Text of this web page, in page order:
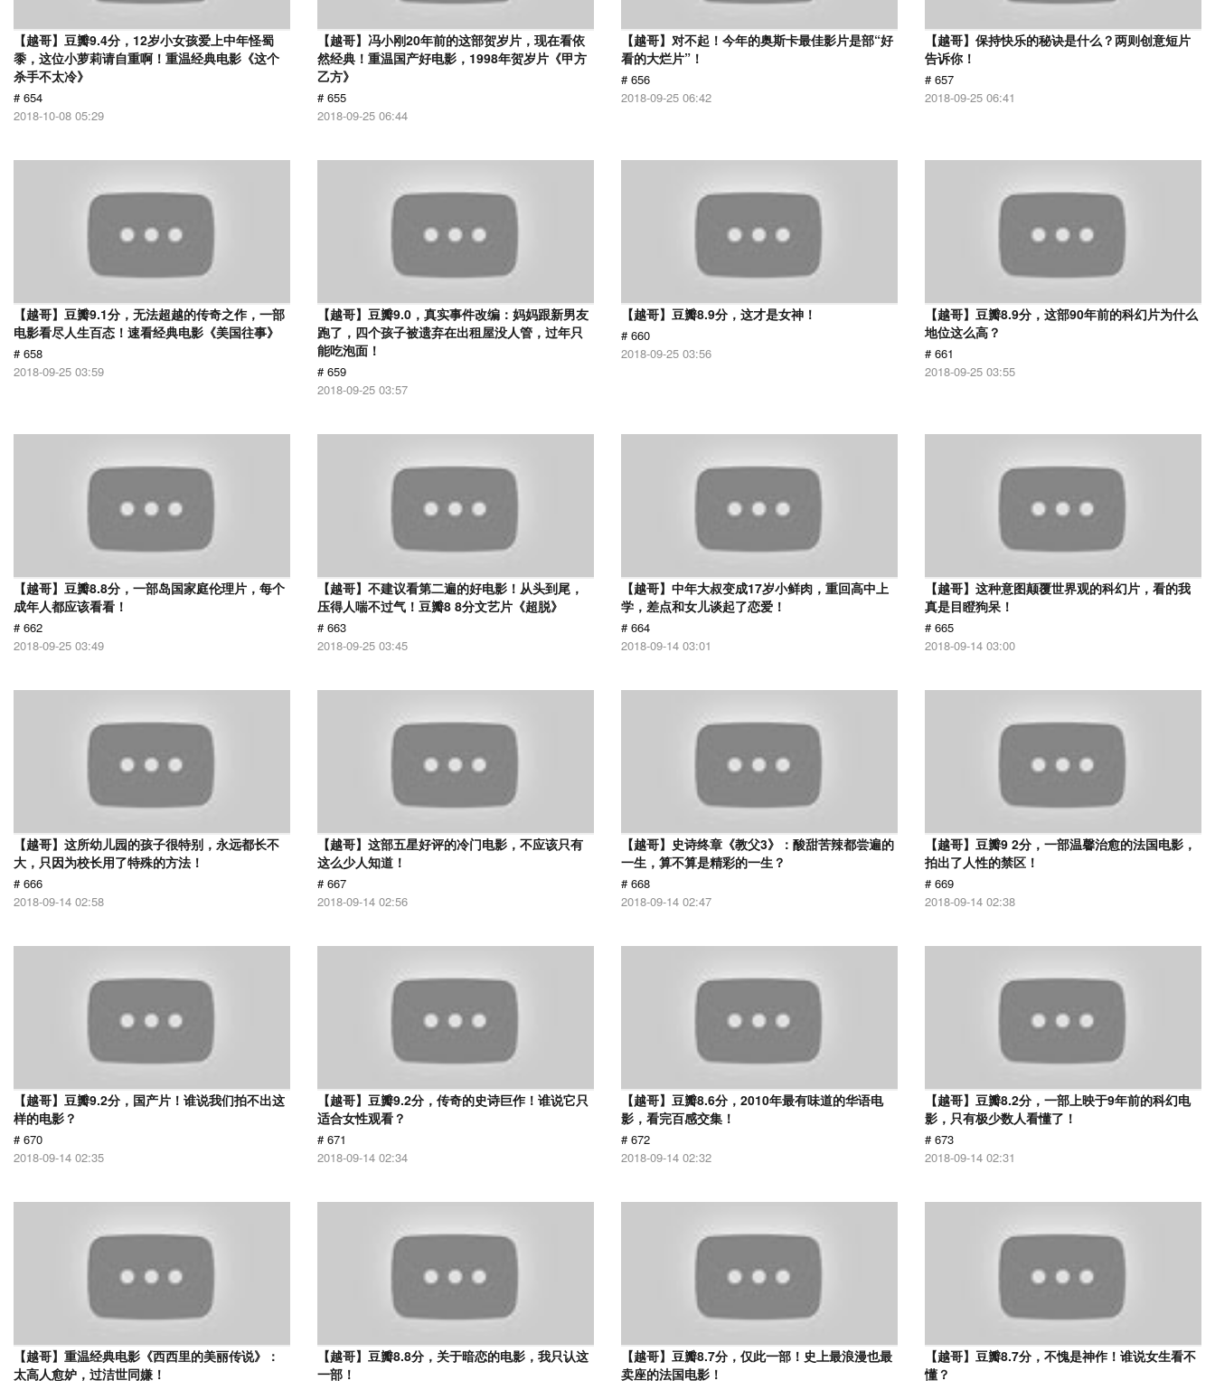
【越哥】豆瓣9.4分，12岁小女孩爱上中年怪蜀
黍，这位小萝莉请自重啊！重温经典电影《这个
杀手不太冷》
# 654
2018-10-08 05:29
【越哥】冯小刚20年前的这部贺岁片，现在看依
然经典！重温国产好电影，1998年贺岁片《甲方
乙方》
# 655
2018-09-25 06:44
【越哥】对不起！今年的奥斯卡最佳影片是部“好
看的大烂片”！
# 656
2018-09-25 06:42
【越哥】保持快乐的秘诀是什么？两则创意短片
告诉你！
# 657
2018-09-25 06:41
【越哥】豆瓣9.1分，无法超越的传奇之作，一部
电影看尽人生百态！速看经典电影《美国往事》
# 658
2018-09-25 03:59
【越哥】豆瓣9.0，真实事件改编：妈妈跟新男友
跑了，四个孩子被遗弃在出租屋没人管，过年只
能吃泡面！
# 659
2018-09-25 03:57
【越哥】豆瓣8.9分，这才是女神！
# 660
2018-09-25 03:56
【越哥】豆瓣8.9分，这部90年前的科幻片为什么
地位这么高？
# 661
2018-09-25 03:55
【越哥】豆瓣8.8分，一部岛国家庭伦理片，每个
成年人都应该看看！
# 662
2018-09-25 03:49
【越哥】不建议看第二遍的好电影！从头到尾，
压得人喘不过气！豆瓣8 8分文艺片《超脱》
# 663
2018-09-25 03:45
【越哥】中年大叔变成17岁小鲜肉，重回高中上
学，差点和女儿谈起了恋爱！
# 664
2018-09-14 03:01
【越哥】这种意图颠覆世界观的科幻片，看的我
真是目瞪狗呆！
# 665
2018-09-14 03:00
【越哥】这所幼儿园的孩子很特别，永远都长不
大，只因为校长用了特殊的方法！
# 666
2018-09-14 02:58
【越哥】这部五星好评的冷门电影，不应该只有
这么少人知道！
# 667
2018-09-14 02:56
【越哥】史诗终章《教父3》：酸甜苦辣都尝遍的
一生，算不算是精彩的一生？
# 668
2018-09-14 02:47
【越哥】豆瓣9 2分，一部温馨治愈的法国电影，
拍出了人性的禁区！
# 669
2018-09-14 02:38
【越哥】豆瓣9.2分，国产片！谁说我们拍不出这
样的电影？
# 670
2018-09-14 02:35
【越哥】豆瓣9.2分，传奇的史诗巨作！谁说它只
适合女性观看？
# 671
2018-09-14 02:34
【越哥】豆瓣8.6分，2010年最有味道的华语电
影，看完百感交集！
# 672
2018-09-14 02:32
【越哥】豆瓣8.2分，一部上映于9年前的科幻电
影，只有极少数人看懂了！
# 673
2018-09-14 02:31
【越哥】重温经典电影《西西里的美丽传说》：
太高人愈妒，过洁世同嫌！
【越哥】豆瓣8.8分，关于暗恋的电影，我只认这
一部！
【越哥】豆瓣8.7分，仅此一部！史上最浪漫也最
卖座的法国电影！
【越哥】豆瓣8.7分，不愧是神作！谁说女生看不
懂？